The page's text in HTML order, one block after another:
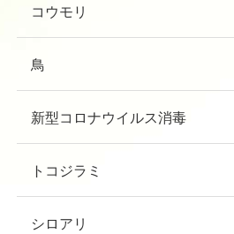
コウモリ
鳥
新型コロナウイルス消毒
トコジラミ
シロアリ